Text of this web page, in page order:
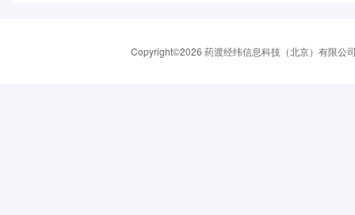
Copyright©2026 药渡经纬信息科技（北京）有限公